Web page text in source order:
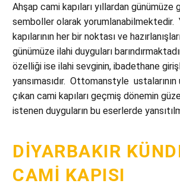
Ahşap cami kapıları yıllardan
semboller olarak yorumlanabilmektedir.
kapılarının her bir noktası ve
günümüze ilahi duyguları
özelliği ise ilahi sevginin, ibadethane
yansımasıdır. Ottomanstyle
çıkan cami kapıları geçmiş dönemin
istenen duyguların bu eserlerde
DIYARBAKIR
CAMI KAPISI